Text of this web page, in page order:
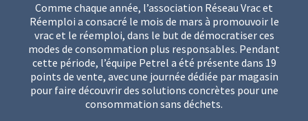
Comme chaque année, l’association Réseau Vrac et
Réemploi a consacré le mois de mars à promouvoir le
vrac et le réemploi, dans le but de démocratiser ces
modes de consommation plus responsables. Pendant
cette période, l’équipe Petrel a été présente dans 19
points de vente, avec une journée dédiée par magasin
pour faire découvrir des solutions concrètes pour une
consommation sans déchets.